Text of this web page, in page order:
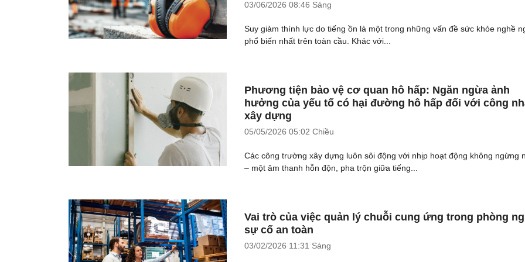
03/06/2026 08:46 Sáng
Suy giảm thính lực do tiếng ồn là một trong những vấn đề sức khỏe nghề
phổ biến nhất trên toàn cầu. Khác với...
Phương tiện bảo vệ cơ quan hô hấp: Ngăn ngừa ảnh
hưởng của yếu tố có hại đường hô hấp đối với công
xây dựng
05/05/2026 05:02 Chiều
Các công trường xây dựng luôn sôi động với nhịp hoạt động không ngừng
– một âm thanh hỗn độn, pha trộn giữa tiếng...
Vai trò của việc quản lý chuỗi cung ứng trong phòng
sự cố an toàn
03/02/2026 11:31 Sáng